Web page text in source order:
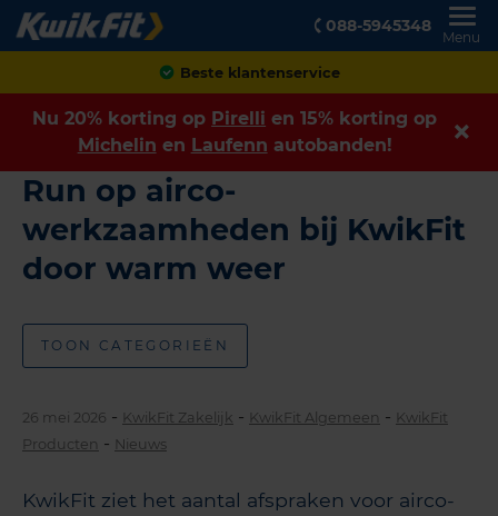
088-5945348
Menu
Beste klantenservice
Nu 20% korting op Pirelli en 15% korting op
Michelin en Laufenn autobanden!
Run op airco-
werkzaamheden bij KwikFit
door warm weer
TOON CATEGORIEËN
26 mei 2026 - KwikFit Zakelijk - KwikFit Algemeen - KwikFit
Producten - Nieuws
KwikFit ziet het aantal afspraken voor airco-